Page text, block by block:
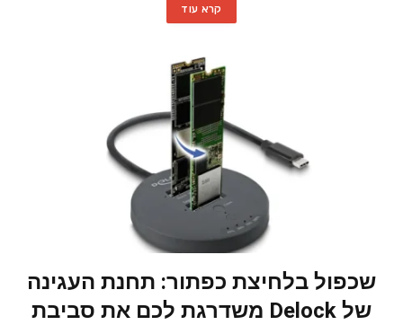
קרא עוד
שכפול בלחיצת כפתור: תחנת העגינה
של Delock משדרגת לכם את סביבת